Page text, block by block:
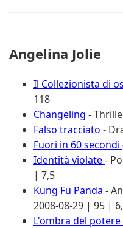
Angelina Jolie
Il Collezionista di
118
Changeling -
Falso tracciato -
Fuori in 60 secondi
Identità violate-
| 7,5
Kung Fu Panda -
2008-08-29 | 95 |
L'ombra del potere